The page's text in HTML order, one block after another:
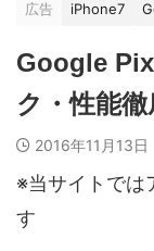
広告 iPhone7
Google
ク・性能徹
2016年11月13日
※当サイトでは
す